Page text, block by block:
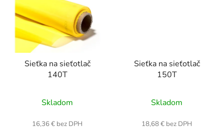
Sieťka na sieťotlač
140T
Skladom
16,36 € bez DPH
Sieťka na sieťotlač
150T
Skladom
18,68 € bez DPH